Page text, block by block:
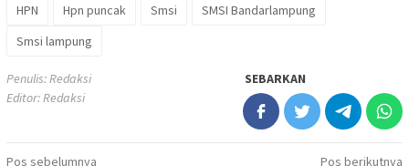
HPN Hpn puncak Smsi
SMSI Bandarlampung
Smsi lampung
Penulis: Redaksi
Editor: Redaksi
SEBARKAN
Pos sebelumnya Pos berikutnya